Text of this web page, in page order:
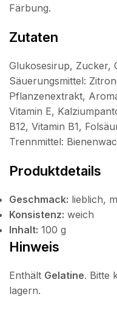
Färbung.
Zutaten
Glukosesirup, Zucker,
Säuerungsmittel:
Pflanzenextrakt,
Vitamin E,
B12, Vitamin B1,
Trennmittel:
Produktdetails
Geschmack: lieblich,
Konsistenz: weich
Inhalt: 100 g
Hinweis
Enthält Gelatine. Bitte
lagern.